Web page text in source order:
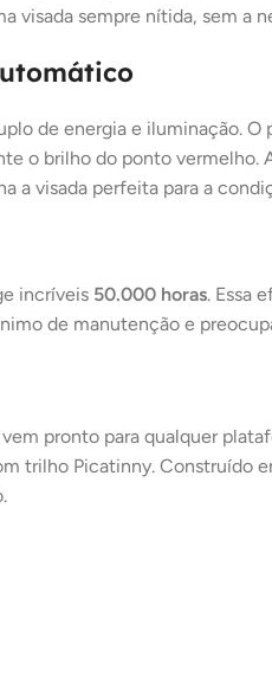
visada sempre nítida, sem a
de energia e iluminação. O
o brilho do ponto
a visada perfeita para a
incríveis 50.000 horas. Essa
de manutenção e
pronto para qualquer
trilho Picatinny.